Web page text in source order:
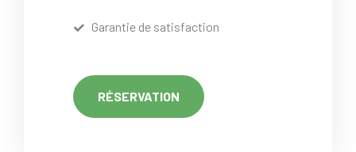
Garantie de satisfaction
RÉSERVATION